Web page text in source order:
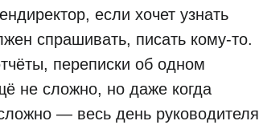
если хочет узнать
спрашивать, писать кому-то.
переписки об одном
не сложно, но даже когда
— весь день руководителя